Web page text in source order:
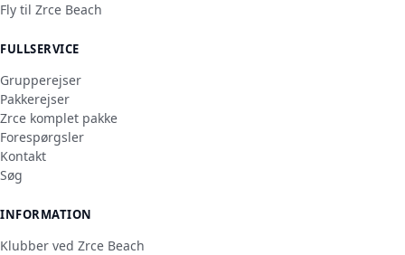
Fly til Zrce Beach
FULLSERVICE
Grupperejser
Pakkerejser
Zrce komplet pakke
Forespørgsler
Kontakt
Søg
INFORMATION
Klubber ved Zrce Beach